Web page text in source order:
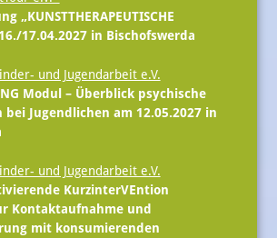
„KUNSTTHERAPEUTISCHE
17.04.2027 in Bischofswerda
und Jugendarbeit e.V.
Modul – Überblick psychische
Jugendlichen am 12.05.2027 in
und Jugendarbeit e.V.
KurzinterVEntion
Kontaktaufnahme und
mit konsumierenden